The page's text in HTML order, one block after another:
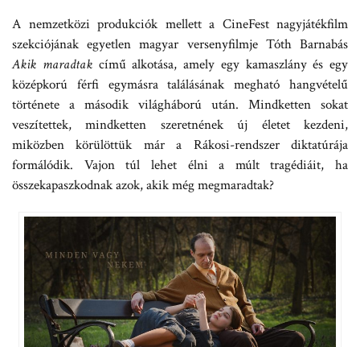
A nemzetközi produkciók mellett a CineFest nagyjátékfilm
szekciójának egyetlen magyar versenyfilmje Tóth Barnabás
Akik maradtakcímű alkotása, amely egy kamaszlány és egy
középkorú férfi egymásra találásának megható hangvételű
története a második világháború után. Mindketten sokat
veszítettek, mindketten szeretnének új életet kezdeni,
miközben körülöttük már a Rákosi-rendszer diktatúrája
formálódik. Vajon túl lehet élni a múlt tragédiáit, ha
összekapaszkodnak azok, akik még megmaradtak?